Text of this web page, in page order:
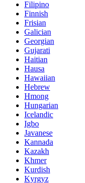
Filipino
Finnish
Frisian
Galician
Georgian
Gujarati
Haitian
Hausa
Hawaiian
Hebrew
Hmong
Hungarian
Icelandic
Igbo
Javanese
Kannada
Kazakh
Khmer
Kurdish
Kyrgyz